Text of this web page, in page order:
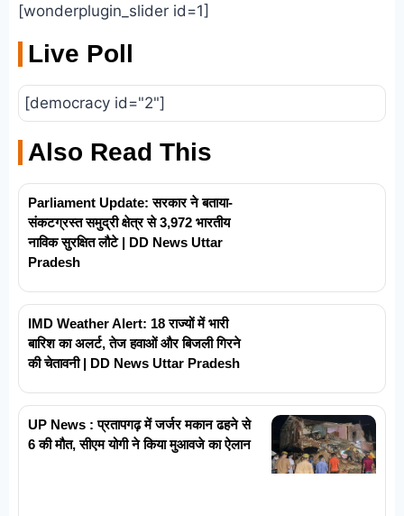
[wonderplugin_slider id=1]
Live Poll
[democracy id="2"]
Also Read This
Parliament Update: सरकार ने बताया-
संकटग्रस्त समुद्री क्षेत्र से 3,972 भारतीय
नाविक सुरक्षित लौटे | DD News Uttar
Pradesh
IMD Weather Alert: 18 राज्यों में भारी
बारिश का अलर्ट, तेज हवाओं और बिजली गिरने
की चेतावनी | DD News Uttar Pradesh
UP News : प्रतापगढ़ में जर्जर मकान ढहने से
6 की मौत, सीएम योगी ने किया मुआवजे का ऐलान